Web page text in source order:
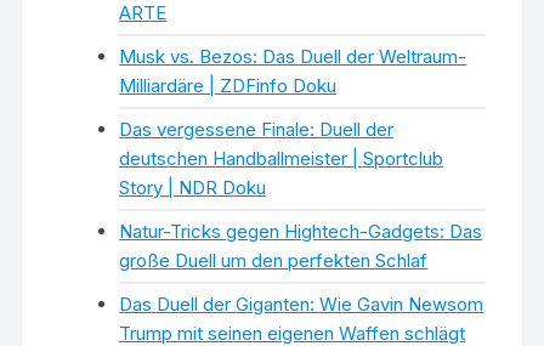
ARTE
Musk vs. Bezos: Das Duell der Weltraum-
Milliardäre | ZDFinfo Doku
Das vergessene Finale: Duell der
deutschen Handballmeister | Sportclub
Story | NDR Doku
Natur-Tricks gegen Hightech-Gadgets: Das
große Duell um den perfekten Schlaf
Das Duell der Giganten: Wie Gavin Newsom
Trump mit seinen eigenen Waffen schlägt